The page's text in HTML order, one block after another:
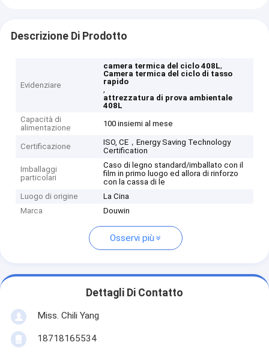
Descrizione Di Prodotto
Evidenziare
camera termica del ciclo 408L,
Camera termica del ciclo di tasso
rapido
,
attrezzatura di prova ambientale
408L
Capacità di
alimentazione
100 insiemi al mese
Certificazione
ISO, CE，Energy Saving Technology
Certification
Imballaggi
particolari
Caso di legno standard/imballato con il
film in primo luogo ed allora di rinforzo
con la cassa di le
Luogo di origine
La Cina
Marca
Douwin
Osservi più
Dettagli Di Contatto
Miss. Chili Yang
18718165534